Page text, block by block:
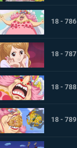
18 - 786
18 - 787
18 - 788
18 - 789